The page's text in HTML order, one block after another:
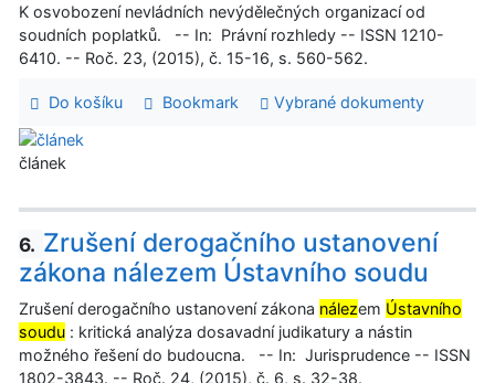
K osvobození nevládních nevýdělečných organizací od
soudních poplatků. -- In: Právní rozhledy -- ISSN 1210-
6410. -- Roč. 23, (2015), č. 15-16, s. 560-562.
Do košíku Bookmark Vybrané dokumenty
článek
6. Zrušení derogačního ustanovení
zákona nálezem Ústavního soudu
Zrušení derogačního ustanovení zákona nálezem Ústavního
soudu : kritická analýza dosavadní judikatury a nástin
možného řešení do budoucna. -- In: Jurisprudence -- ISSN
1802-3843. -- Roč. 24, (2015), č. 6, s. 32-38.